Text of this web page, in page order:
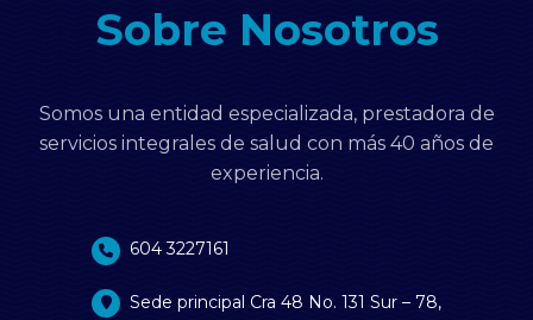
Sobre Nosotros
Somos una entidad especializada, prestadora de
servicios integrales de salud con más 40 años de
experiencia.
604 3227161
Sede principal Cra 48 No. 131 Sur – 78,